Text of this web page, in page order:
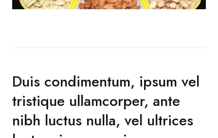
Duis condimentum, ipsum vel
tristique ullamcorper, ante
nibh luctus nulla, vel ultrices